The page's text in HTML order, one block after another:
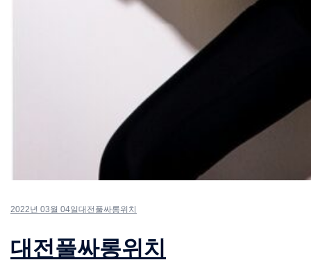
2022년 03월 04일 대전풀싸롱위치
대전풀싸롱위치